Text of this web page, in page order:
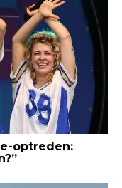
optreden: